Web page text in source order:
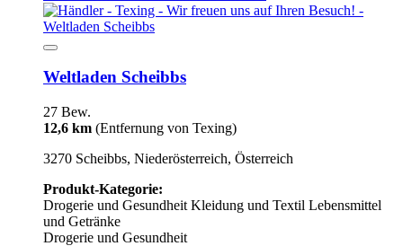
Weltladen Scheibbs
27 Bew.
12,6 km (Entfernung von Texing)
3270 Scheibbs, Niederösterreich, Österreich
Produkt-Kategorie:
Drogerie und Gesundheit Kleidung und Textil Lebensmittel
und Getränke
Drogerie und Gesundheit